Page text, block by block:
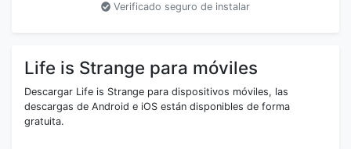
Verificado seguro de instalar
Life is Strange para móviles
Descargar Life is Strange para dispositivos móviles, las
descargas de Android e iOS están disponibles de forma
gratuita.